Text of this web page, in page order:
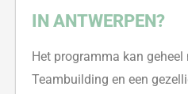
IN ANTWERPEN?
Het programma kan
Teambuilding en een